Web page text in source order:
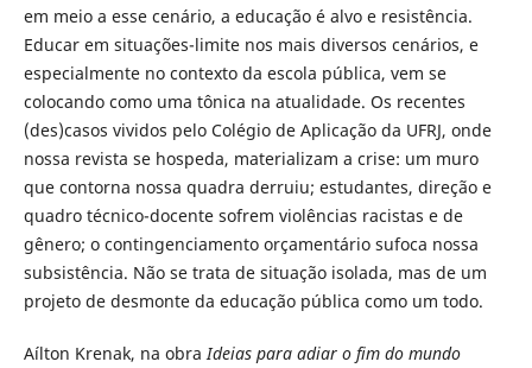
em meio a esse cenário, a educação é alvo e resistência.
Educar em situações-limite nos mais diversos cenários, e
especialmente no contexto da escola pública, vem se
colocando como uma tônica na atualidade. Os recentes
(des)casos vividos pelo Colégio de Aplicação da UFRJ, onde
nossa revista se hospeda, materializam a crise: um muro
que contorna nossa quadra derruiu; estudantes, direção e
quadro técnico-docente sofrem violências racistas e de
gênero; o contingenciamento orçamentário sufoca nossa
subsistência. Não se trata de situação isolada, mas de um
projeto de desmonte da educação pública como um todo.
Aílton Krenak, na obraIdeias para adiar o fim do mundo